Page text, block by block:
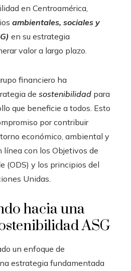
en Centroamérica,
ambientales, sociales y
en su estrategia
valor a largo plazo.
financiero ha
de sostenibilidad para
que beneficie a todos. Esto
por contribuir
económico, ambiental y
línea con los Objetivos de
(ODS) y los principios del
Unidas.
hacia una
ASG
un enfoque de
estrategia fundamentada